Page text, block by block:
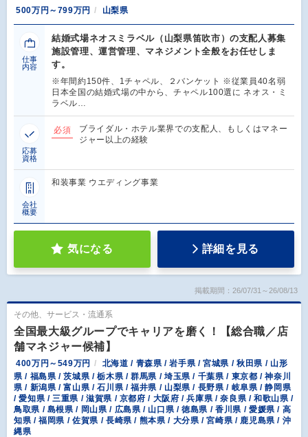
500万円～799万円
山梨県
仕事
内容
結婚式場ネオスミラベル（山梨県笛吹市）の支配人募集
施設管理、運営管理、マネジメント全般をお任せしま
す。
※年間約150件、1チャペル、２バンケット ※従業員40名弱
日本全国の結婚式場の中から、チャペル100選に ネオス・ミ
ラベル…
応募
資格
必須
ブライダル・ホテル業界での支配人、もしくはマネー
ジャー以上の経験
会社
概要
和装事業 ウエディング事業
気になる 詳細を見る
掲載期間：26/07/31～26/08/13
その他、サービス・流通系
全国最大級グループでキャリアを磨く！【総合職／店
舗マネジャー候補】
400万円～549万円
北海道 / 青森県 / 岩手県 / 宮城県 / 秋田県 / 山形
県 / 福島県 / 茨城県 / 栃木県 / 群馬県 / 埼玉県 / 千葉県 / 東京都 / 神奈川
県 / 新潟県 / 富山県 / 石川県 / 福井県 / 山梨県 / 長野県 / 岐阜県 / 静岡県
/ 愛知県 / 三重県 / 滋賀県 / 京都府 / 大阪府 / 兵庫県 / 奈良県 / 和歌山県 /
鳥取県 / 島根県 / 岡山県 / 広島県 / 山口県 / 徳島県 / 香川県 / 愛媛県 / 高
知県 / 福岡県 / 佐賀県 / 長崎県 / 熊本県 / 大分県 / 宮崎県 / 鹿児島県 / 沖
縄県